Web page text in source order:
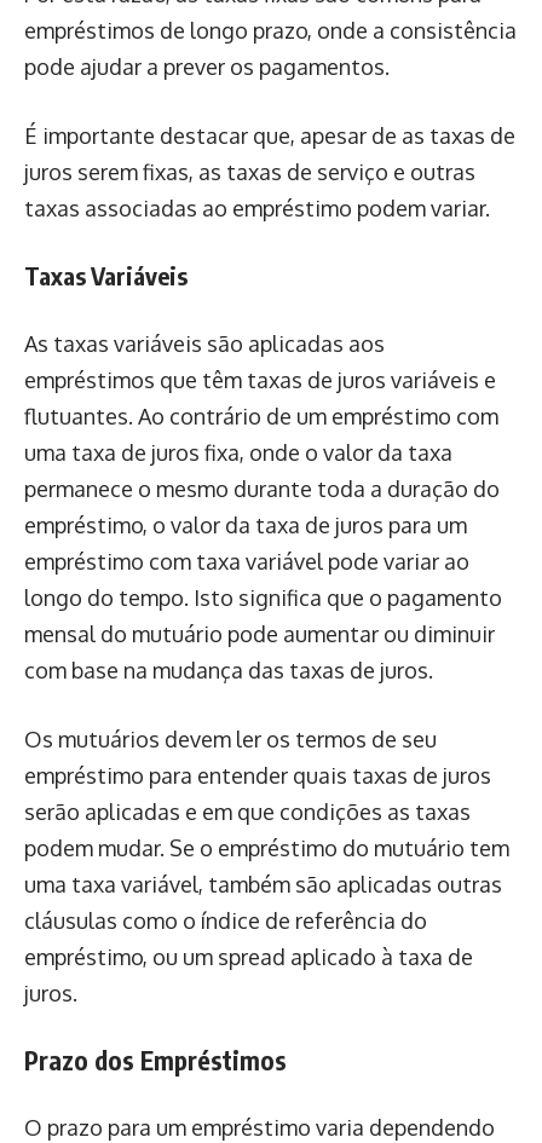
empréstimos de longo prazo, onde a consistência
pode ajudar a prever os pagamentos.
É importante destacar que, apesar de as taxas de
juros serem fixas, as taxas de serviço e outras
taxas associadas ao empréstimo podem variar.
Taxas Variáveis
As taxas variáveis são aplicadas aos
empréstimos que têm taxas de juros variáveis e
flutuantes. Ao contrário de um empréstimo com
uma taxa de juros fixa, onde o valor da taxa
permanece o mesmo durante toda a duração do
empréstimo, o valor da taxa de juros para um
empréstimo com taxa variável pode variar ao
longo do tempo. Isto significa que o pagamento
mensal do mutuário pode aumentar ou diminuir
com base na mudança das taxas de juros.
Os mutuários devem ler os termos de seu
empréstimo para entender quais taxas de juros
serão aplicadas e em que condições as taxas
podem mudar. Se o empréstimo do mutuário tem
uma taxa variável, também são aplicadas outras
cláusulas como o índice de referência do
empréstimo, ou um spread aplicado à taxa de
juros.
Prazo dos Empréstimos
O prazo para um empréstimo varia dependendo